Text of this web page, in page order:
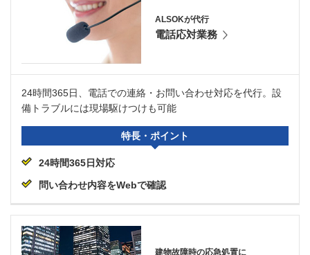
ALSOKが代行
電話応対業務
24時間365日、電話での連絡・お問い合わせ対応を代行。設
備トラブルには現場駆けつけも可能
特長・ポイント
24時間365日対応
問い合わせ内容をWebで確認
建物故障時の応急処置に